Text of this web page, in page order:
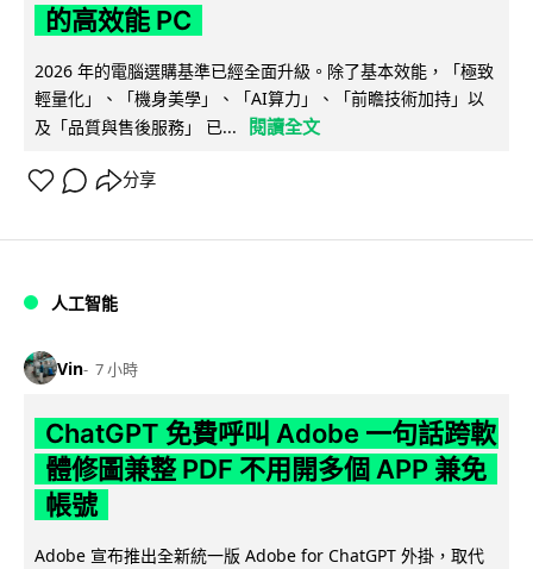
的高效能 PC
2026 年的電腦選購基準已經全面升級。除了基本效能，「極致
輕量化」、「機身美學」、「AI算力」、「前瞻技術加持」以
及「品質與售後服務」 已...
閱讀全文
分享
人工智能
Vin 7 小時
ChatGPT 免費呼叫 Adobe 一句話跨軟
體修圖兼整 PDF 不用開多個 APP 兼免
帳號
Adobe 宣布推出全新統一版 Adobe for ChatGPT 外掛，取代